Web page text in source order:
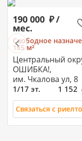
190 000 /
мес.
Свободное
165 м²
Центральный
ОШИБКА!,
им. Чкалова ул, 8
1/17 эт. 1 152
Связаться с